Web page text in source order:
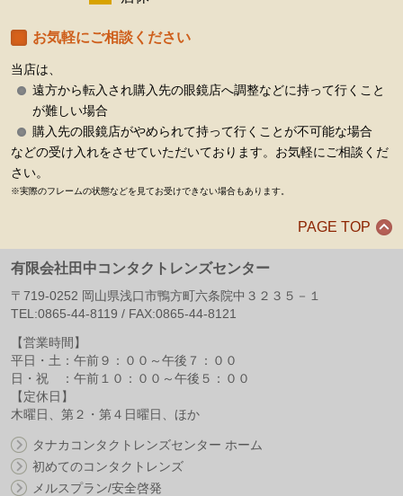
お気軽にご相談ください
当店は、
遠方から転入され購入先の眼鏡店へ調整などに持って行くこと
が難しい場合
購入先の眼鏡店がやめられて持って行くことが不可能な場合
などの受け入れをさせていただいております。お気軽にご相談くだ
さい。
※実際のフレームの状態などを見てお受けできない場合もあります。
PAGE TOP
有限会社田中コンタクトレンズセンター
〒 719-0252 岡山県浅口市鴨方町六条院中３２３５－１
TEL:0865-44-8119 / FAX:0865-44-8121
【営業時間】
平日・土：午前９：００～午後７：００
日・祝 ：午前１０：００～午後５：００
【定休日】
木曜日、第２・第４日曜日、ほか
タナカコンタクトレンズセンター ホーム
初めてのコンタクトレンズ
メルスプラン/安全啓発